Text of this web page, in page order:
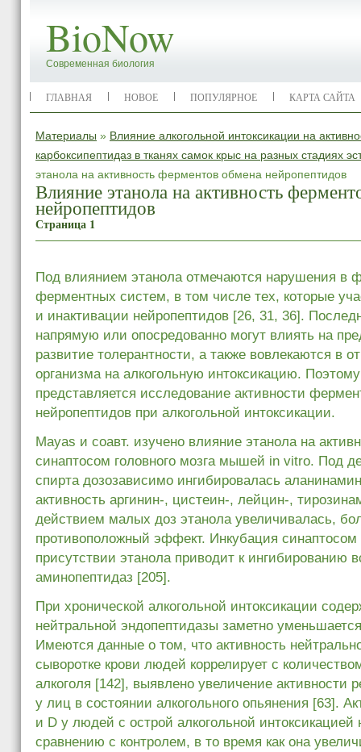
BioNow
Современная биология
ГЛАВНАЯ НОВОЕ ПОПУЛЯРНОЕ КАРТА САЙТА
Материалы » Влияние алкогольной интоксикации на
карбоксипептидаз в тканях самок крыс на разных стадиях
этанола на активность ферментов обмена нейропептидов
Влияние этанола на активность
нейропептидов
Страница 1
Под влиянием этанола отмечаются нарушения в
ферментных систем, в том числе тех, которые
и инактивации нейропептидов [26, 31, 36].
напрямую или опосредованно могут влиять на
развитие толерантности, а также вовлекаются в
организма на алкогольную интоксикацию.
представляется исследование активности
нейропептидов при алкогольной интоксикации.
Mayas и соавт. изучено влияние этанола на
синаптосом головного мозга мышей in vitro. Под
спирта дозозависимо ингибировалась
активность аргинин-, цистеин-, лейцин-,
действием малых доз этанола увеличивалась,
противоположный эффект. Инкубация
присутствии этанола приводит к ингибированию
аминопептидаз [205].
При хронической алкогольной интоксикации
нейтральной эндопептидазы заметно
Имеются данные о том, что активность
сыворотке крови людей коррелирует с
алкоголя [142], выявлено увеличение активности
у лиц в состоянии алкогольного опьянения [63].
и D у людей с острой алкогольной интоксикацией
сравнению с контролем, в то время как она